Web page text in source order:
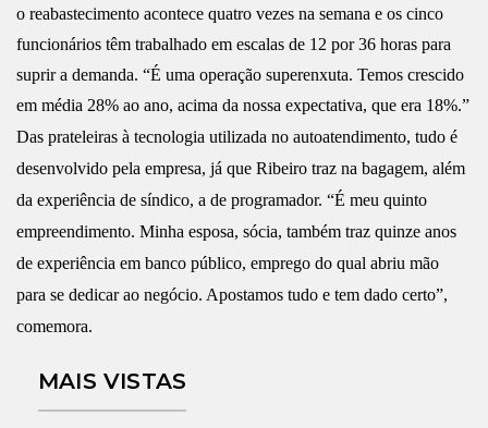
o reabastecimento acontece quatro vezes na semana e os cinco
funcionários têm trabalhado em escalas de 12 por 36 horas para
suprir a demanda. “É uma operação superenxuta. Temos crescido
em média 28% ao ano, acima da nossa expectativa, que era 18%.”
Das prateleiras à tecnologia utilizada no autoatendimento, tudo é
desenvolvido pela empresa, já que Ribeiro traz na bagagem, além
da experiência de síndico, a de programador. “É meu quinto
empreendimento. Minha esposa, sócia, também traz quinze anos
de experiência em banco público, emprego do qual abriu mão
para se dedicar ao negócio. Apostamos tudo e tem dado certo”,
comemora.
MAIS VISTAS